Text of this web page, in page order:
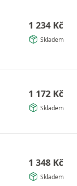
1 234 Kč
Skladem
1 172 Kč
Skladem
1 348 Kč
Skladem